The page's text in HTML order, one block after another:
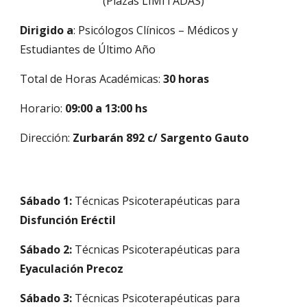
Dirigido a: Psicólogos Clínicos – Médicos y
Estudiantes de Último Año
Total de Horas Académicas: 30 horas
Horario: 09:00 a 13:00 hs
Dirección: Zurbarán 892 c/ Sargento Gauto
Sábado 1: Técnicas Psicoterapéuticas para
Disfunción Eréctil
Sábado 2: Técnicas Psicoterapéuticas para
Eyaculación Precoz
Sábado 3: Técnicas Psicoterapéuticas para